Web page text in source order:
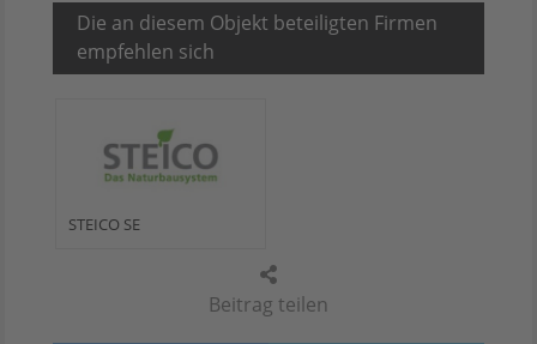
Beitrag teilen
Die an diesem Objekt beteiligten Firmen
empfehlen sich
STEICO SE